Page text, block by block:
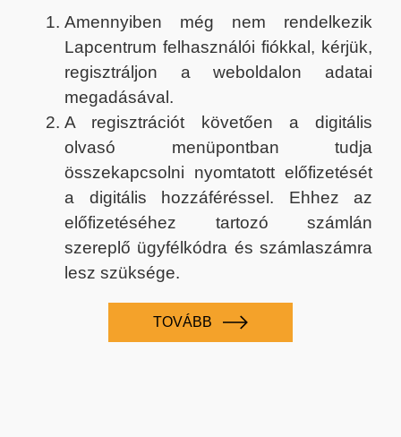
Amennyiben még nem rendelkezik
Lapcentrum felhasználói fiókkal, kérjük,
regisztráljon a weboldalon adatai
megadásával.
A regisztrációt követően a digitális
olvasó menüpontban tudja
összekapcsolni nyomtatott előfizetését
a digitális hozzáféréssel. Ehhez az
előfizetéséhez tartozó számlán
szereplő ügyfélkódra és számlaszámra
lesz szüksége.
TOVÁBB